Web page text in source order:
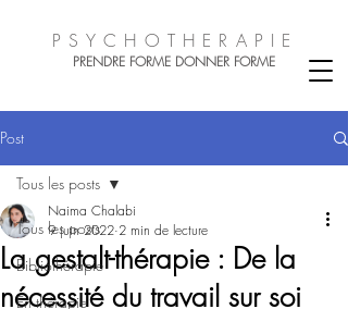
PSYCHOTHER A PIE
PRENDRE FORME DONNER FORME
Post
Tous les posts
Bibliothérapie
En thérapie
Tous les posts
La gestalt-thérapie : De la
nécessité du travail sur soi
Naima Chalabi
9 juin 2022 2 min de lecture